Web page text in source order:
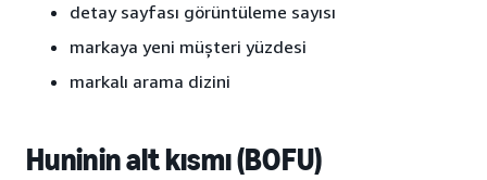
detay sayfası görüntüleme sayısı
markaya yeni müşteri yüzdesi
markalı arama dizini
Huninin alt kısmı (BOFU)